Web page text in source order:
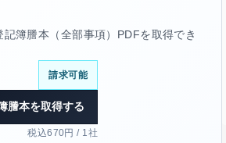
簿謄本（全部事項）PDFを取得でき
請求可能
謄本を取得する
税込670円 / 1社